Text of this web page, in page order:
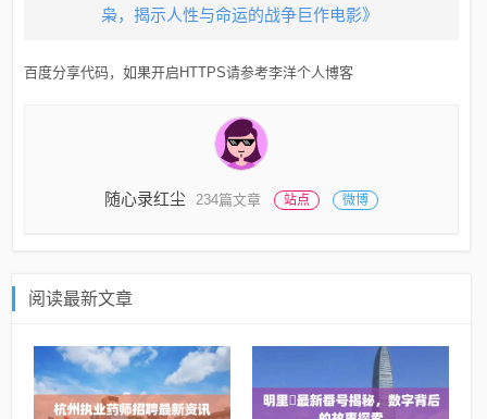
枭，揭示人性与命运的战争巨作电影》
百度分享代码，如果开启HTTPS请参考李洋个人博客
随心录红尘 234篇文章 站点 微博
阅读最新文章